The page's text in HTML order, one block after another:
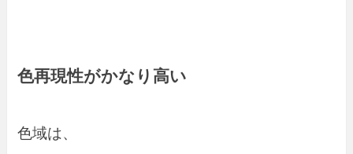
色再現性がかなり高い
色域は、